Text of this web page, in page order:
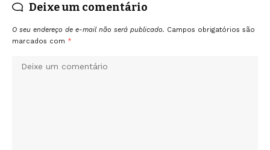
Deixe um comentário
O seu endereço de e-mail não será publicado. Campos obrigatórios são
marcados com *